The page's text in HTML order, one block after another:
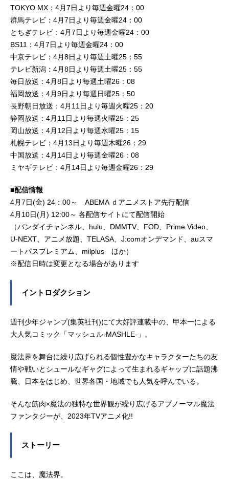
TOKYO MX：4月7日より毎週金曜24：00
群馬テレビ：4月7日より毎週金曜24：00
とちぎテレビ：4月7日より毎週金曜24：00
BS11：4月7日より毎週金曜24：00
中京テレビ：4月8日より毎週土曜25：55
テレビ新潟：4月8日より毎週土曜25：55
毎日放送：4月8日より毎週土曜26：08
福岡放送：4月9日より毎週日曜25：50
長野朝日放送：4月11日より毎週火曜25：20
静岡放送：4月11日より毎週火曜25：25
岡山放送：4月12日より毎週水曜25：15
札幌テレビ：4月13日より毎週木曜26：29
中国放送：4月14日より毎週金曜26：08
ミヤギテレビ：4月14日より毎週金曜26：29
■配信情報
4月7日(金) 24：00～ ABEMA ｄアニメストア先行配信
4月10日(月) 12:00～ 各配信サイトにて配信開始
（バンダイチャンネル、hulu、DMMTV、FOD、Prime Video、
U-NEXT、アニメ放題、TELASA、J:comオンデマンド、auスマ
ートパスプレミアム、milplus ほか）
※配信日時は変更となる場合があります
イントロダクション
週刊少年ジャンプ(集英社刊)にて大好評連載中の、甲本一による
大人気コミック「マッシュル-MASHLE-」。
魔法界を舞台に繰り広げられる個性豊かなキャラクターたちの友
情や戦いとシュールなギャグによって生まれるギャップに話題沸
騰、日本をはじめ、世界各国・地域でも人気を呼んでいる。
そんな筋肉×魔法の独特な世界観が繰り広げるアブノーマル魔法
ファンタジーが、2023年TVアニメ化!!
ストーリー
ここは、魔法界。